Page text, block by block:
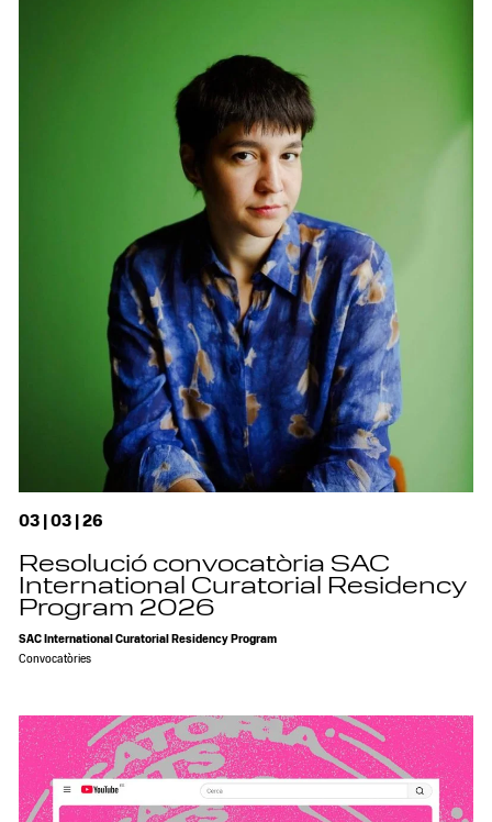
03 | 03 | 26
Resolució convocatòria SAC
International Curatorial Residency
Program 2026
SAC International Curatorial Residency Program
Convocatòries